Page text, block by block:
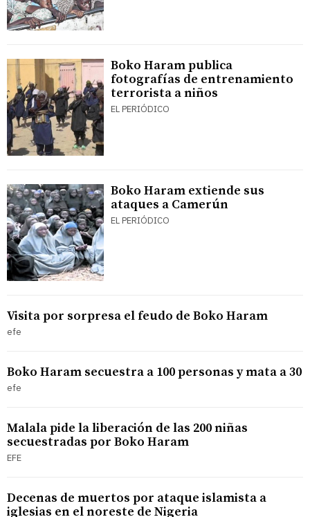
Boko Haram publica
fotografías de entrenamiento
terrorista a niños
EL PERIÓDICO
Boko Haram extiende sus
ataques a Camerún
EL PERIÓDICO
Visita por sorpresa el feudo de Boko Haram
efe
Boko Haram secuestra a 100 personas y mata a 30
efe
Malala pide la liberación de las 200 niñas
secuestradas por Boko Haram
EFE
Decenas de muertos por ataque islamista a
iglesias en el noreste de Nigeria